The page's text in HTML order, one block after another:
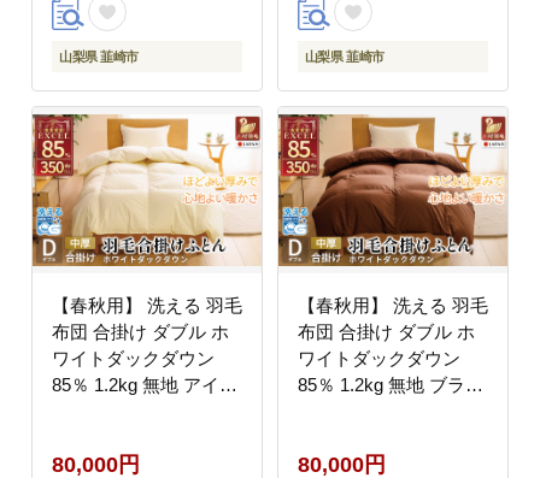
ドリー 掛け布団 ダウン
かけ布団 ふとん 羽毛ふ
エクセルゴールドラベ
ル
山梨県 韮崎市
ル 掛布団 羽毛掛け布団
コインランドリー 防汚
ダウンケット 寝具 [川
村羽毛 山梨県 韮崎市
20742905]
山梨県 韮崎市
【春秋用】 洗える 羽毛
布団 合掛け ダブル ホ
ワイトダックダウン
85％ 1.2kg 無地 アイボ
20743641] 合い掛け 軽
80,000円
【春秋用】 洗える 羽毛
布団 合掛け ダブル ホ
ワイトダックダウン
85％ 1.2kg 無地 ブラウ
20745411] 合い掛け 布
80,000円